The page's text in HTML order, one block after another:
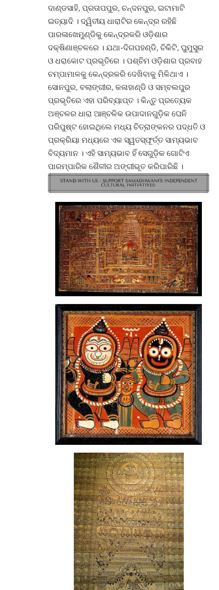
ଦାଣ୍ଡସାହି, ପ୍ରତାପପୁର, ଚନ୍ଦନପୁର, ଇଟାମାଟି
ଇତ୍ୟାଦି । ଦ୍ୱିତୀୟ ଧାରାଟିର କେନ୍ଦ୍ର ରହିଛି
ପାରଳାଖେମୁଣ୍ଡିକୁ କେନ୍ଦ୍ରକରି ଓଡ଼ିଶାର
ଦକ୍ଷିଣାଞ୍ଚଳରେ । ଯଥା-ଦିଗପହଣ୍ଡି, ଚିକିଟି, ଘୁମୁସୁର
ଓ ଧରାକୋଟ ପ୍ରଭୃତିରେ । ପଶ୍ଚିମ ଓଡ଼ିଶାର ପ୍ରବାହ
ଚମ୍ପାମାଳକୁ କେନ୍ଦ୍ରକରି ଦେଖିବାକୁ ମିଳିଥାଏ ।
ସୋନପୁର, ବଲାଙ୍ଗୀର, କଳାହାଣ୍ଡି ଓ ସମ୍ବଲପୁର
ପ୍ରଭୃତିରେ ଏହା ପରିବ୍ୟାପ୍ତ । କିନ୍ତୁ ପ୍ରତ୍ୟେକ
ଅଞ୍ଚଳର ଧାରା ଆଞ୍ଚଳିକ ଉପାଦାନଗୁଡ଼ିକ ଘେନି
ପରିପୁଷ୍ଟ ହୋଇଥିଲେ ମଧ୍ୟ ଚିତ୍ରାଙ୍କନର ପଦ୍ଧତି ଓ
ପ୍ରକ୍ରିୟା ମଧ୍ୟରେ ଏକ ସ୍ୱତସ୍ଫୂର୍ତ୍ତ ସାମ୍ୟଭାବ
ବିଦ୍ୟମାନ । ଏହି ସାମ୍ୟଭାବ ହିଁ ସେଗୁଡ଼ିକ ଗୋଟିଏ
ପାରମ୍ପାରିକ ଶୈଳୀର ଅଙ୍ଗୀଭୂତ କରିପାରିଛି ।